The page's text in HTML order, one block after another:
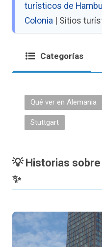
turísticos de
Colonia | Sitios
Categorías
Qué ver en Alemania
Stuttgart
💡 Historias
✨